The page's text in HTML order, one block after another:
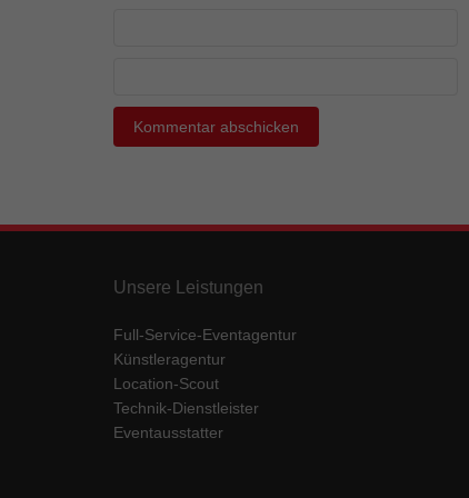
Unsere Leistungen
Full-Service-Eventagentur
Künstleragentur
Location-Scout
Technik-Dienstleister
Eventausstatter